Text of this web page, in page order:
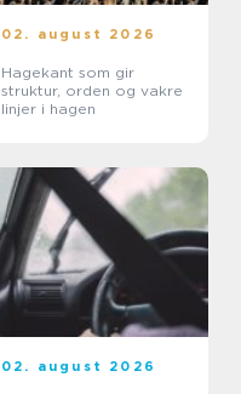
02. august 2026
Hagekant som gir
struktur, orden og vakre
linjer i hagen
02. august 2026